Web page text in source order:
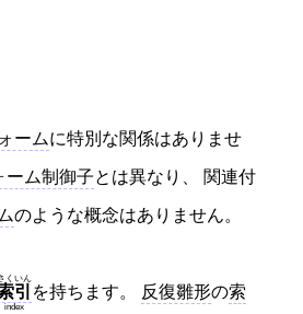
ームに特別な関係はありませ
ーム制御子とは異なり、 関連付
のような概念はありません。
引
くいん
index
を持ちます。 反復雛形の索